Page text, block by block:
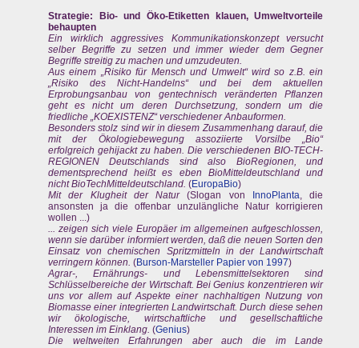
Strategie: Bio- und Öko-Etiketten klauen, Umweltvorteile
behaupten
Ein wirklich aggressives Kommunikationskonzept versucht
selber Begriffe zu setzen und immer wieder dem Gegner
Begriffe streitig zu machen und umzudeuten.
Aus einem „Risiko für Mensch und Umwelt“ wird so z.B. ein
„Risiko des Nicht-Handelns“ und bei dem aktuellen
Erprobungsanbau von gentechnisch veränderten Pflanzen
geht es nicht um deren Durchsetzung, sondern um die
friedliche „KOEXISTENZ“ verschiedener Anbauformen.
Besonders stolz sind wir in diesem Zusammenhang darauf, die
mit der Ökologiebewegung assoziierte Vorsilbe „Bio“
erfolgreich gehijackt zu haben. Die verschiedenen BIO-TECH-
REGIONEN Deutschlands sind also BioRegionen, und
dementsprechend heißt es eben BioMitteldeutschland und
nicht BioTechMitteldeutschland. (EuropaBio)
Mit der Klugheit der Natur(Slogan von InnoPlanta , die
ansonsten ja die offenbar unzulängliche Natur korrigieren
wollen ...)
... zeigen sich viele Europäer im allgemeinen aufgeschlossen,
wenn sie darüber informiert werden, daß die neuen Sorten den
Einsatz von chemischen Spritzmitteln in der Landwirtschaft
verringern können. (Burson-Marsteller Papier von 1997)
Agrar-, Ernährungs- und Lebensmittelsektoren sind
Schlüsselbereiche der Wirtschaft. Bei Genius konzentrieren wir
uns vor allem auf Aspekte einer nachhaltigen Nutzung von
Biomasse einer integrierten Landwirtschaft. Durch diese sehen
wir ökologische, wirtschaftliche und gesellschaftliche
Interessen im Einklang. (Genius)
Die weltweiten Erfahrungen aber auch die im Lande